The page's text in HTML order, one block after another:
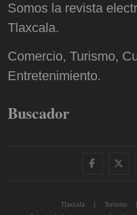
Somos la revista
Tlaxcala.
Comercio, Turismo,
Entretenimiento.
Buscador
Tlaxcala Turismo